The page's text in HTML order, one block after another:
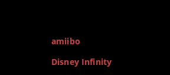
amiibo
Disney Infinity